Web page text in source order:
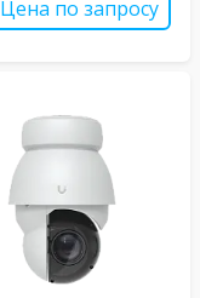
Цена по запросу